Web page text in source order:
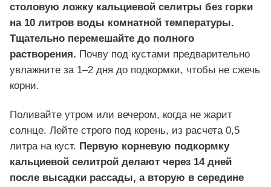
столовую ложку кальциевой селитры без горки
на 10 литров воды комнатной температуры.
Тщательно перемешайте до полного
растворения. Почву под кустами предварительно
увлажните за 1–2 дня до подкормки, чтобы не сжечь
корни.
Поливайте утром или вечером, когда не жарит
солнце. Лейте строго под корень, из расчета 0,5
литра на куст. Первую корневую подкормку
кальциевой селитрой делают через 14 дней
после высадки рассады, а вторую в середине